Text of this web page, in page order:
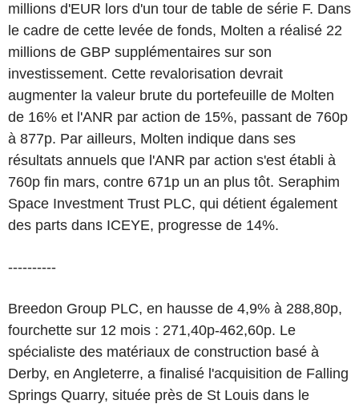
millions d'EUR lors d'un tour de table de série F. Dans
le cadre de cette levée de fonds, Molten a réalisé 22
millions de GBP supplémentaires sur son
investissement. Cette revalorisation devrait
augmenter la valeur brute du portefeuille de Molten
de 16% et l'ANR par action de 15%, passant de 760p
à 877p. Par ailleurs, Molten indique dans ses
résultats annuels que l'ANR par action s'est établi à
760p fin mars, contre 671p un an plus tôt. Seraphim
Space Investment Trust PLC, qui détient également
des parts dans ICEYE, progresse de 14%.
----------
Breedon Group PLC, en hausse de 4,9% à 288,80p,
fourchette sur 12 mois : 271,40p-462,60p. Le
spécialiste des matériaux de construction basé à
Derby, en Angleterre, a finalisé l'acquisition de Falling
Springs Quarry, située près de St Louis dans le